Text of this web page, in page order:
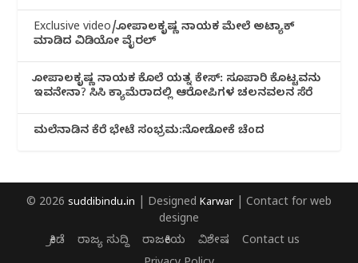
Exclusive video/ಗೋಪಾಲಕೃಷ್ಣ ನಾಯಕ ಮೇಲೆ ಅಟ್ಯಾಕ್
ಮಾಡಿದ ವಿಡಿಯೋ ವೈರಲ್
ಗೋಪಾಲಕೃಷ್ಣ ನಾಯಕ ಕೊಲೆ ಯತ್ನ ಕೇಸ್: ಸೂಪಾರಿ ಕೊಟ್ಟವನು
ಇವನೇನಾ? ಸಿಸಿ ಕ್ಯಾಮೆರಾದಲ್ಲಿ ಆರೋಪಿಗಳ ಚಲನವಲನ ಸೆರೆ
ಮಲೆನಾಡಿ‌ನ ಕೆರೆ ಭೇಟೆ ಸಂಭ್ರಮ:ನೋಡೋಕೆ ಚೆಂದ
© 2026 suddibindu.in | Designed Karwar | Contact for web
designe
ಕ್ರೀಡೆ
ರಾಜ್ಯ ಸುದ್ದಿ ರಾಜಕೀಯ ವಿಶೇಷ
Contact us